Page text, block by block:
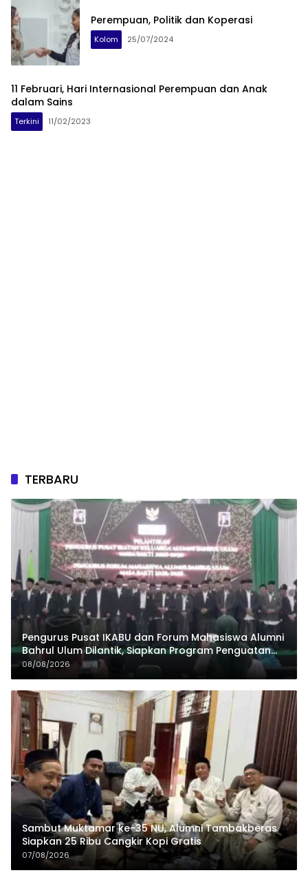
Perempuan, Politik dan Koperasi
Kolom 25/07/2024
11 Februari, Hari Internasional Perempuan dan Anak
dalam Sains
Terkini 11/02/2023
TERBARU
Pengurus Pusat IKABU dan Forum Mahasiswa Alumni
Bahrul Ulum Dilantik, Siapkan Program Penguatan
Organisasi dan Ekonomi
08/08/2026
Sambut Muktamar ke-35 NU, Alumni Tambakberas
Siapkan 25 Ribu Cangkir Kopi Gratis
07/08/2026